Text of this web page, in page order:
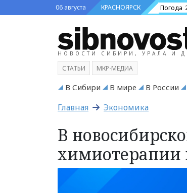
06 августа КРАСНОЯРСК Погода
НОВОСТИ СИБИРИ, УРАЛА И
СТАТЬИ МКР-МЕДИА
В Сибири В мире В России
Главная Экономика
В
химиотерапии